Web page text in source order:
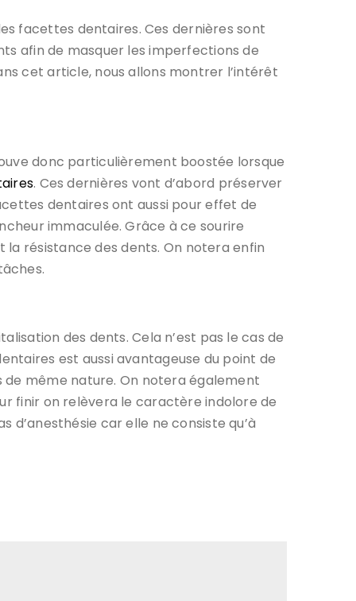
facettes dentaires. Ces dernières sont
afin de masquer les imperfections de
cet article, nous allons montrer l’intérêt
donc particulièrement boostée lorsque
. Ces dernières vont d’abord préserver
dentaires ont aussi pour effet de
immaculée. Grâce à ce sourire
résistance des dents. On notera enfin
des dents. Cela n’est pas le cas de
est aussi avantageuse du point de
même nature. On notera également
finir on relèvera le caractère indolore de
car elle ne consiste qu’à